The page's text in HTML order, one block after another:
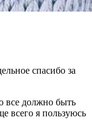
спасибо за
все должно быть
всего я пользуюсь